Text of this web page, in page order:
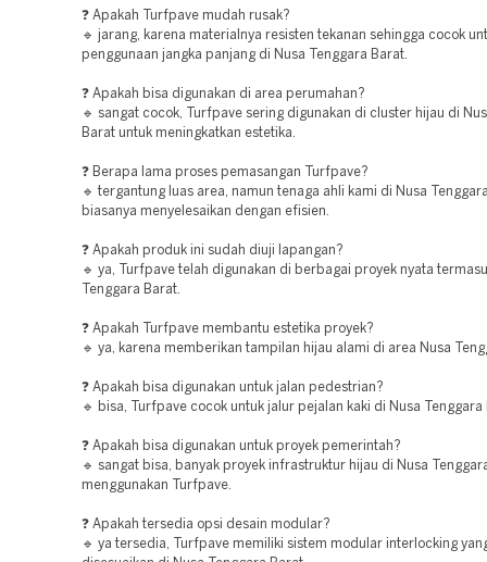
❓ Apakah Turfpave mudah rusak?
🔹 jarang, karena materialnya resisten tekanan sehingga cocok
penggunaan jangka panjang di Nusa Tenggara Barat.
❓ Apakah bisa digunakan di area perumahan?
🔹 sangat cocok, Turfpave sering digunakan di cluster hijau di
Barat untuk meningkatkan estetika.
❓ Berapa lama proses pemasangan Turfpave?
🔹 tergantung luas area, namun tenaga ahli kami di Nusa
biasanya menyelesaikan dengan efisien.
❓ Apakah produk ini sudah diuji lapangan?
🔹 ya, Turfpave telah digunakan di berbagai proyek nyata
Tenggara Barat.
❓ Apakah Turfpave membantu estetika proyek?
🔹 ya, karena memberikan tampilan hijau alami di area Nusa
❓ Apakah bisa digunakan untuk jalan pedestrian?
🔹 bisa, Turfpave cocok untuk jalur pejalan kaki di Nusa Tenggara
❓ Apakah bisa digunakan untuk proyek pemerintah?
🔹 sangat bisa, banyak proyek infrastruktur hijau di Nusa
menggunakan Turfpave.
❓ Apakah tersedia opsi desain modular?
🔹 ya tersedia, Turfpave memiliki sistem modular interlocking